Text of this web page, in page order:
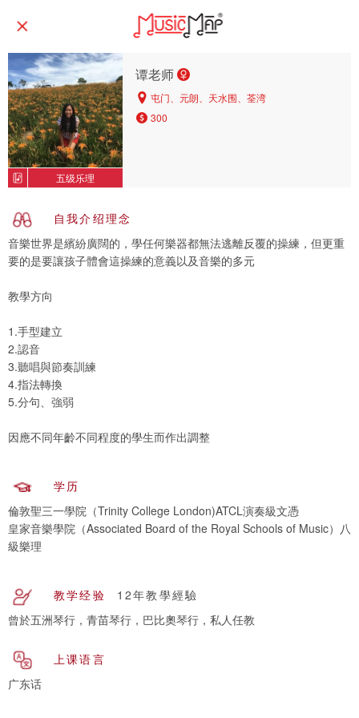
五级乐理
谭老师
屯门、元朗、天水围、荃湾
300
自我介绍理念
音樂世界是繽紛廣闊的，學任何樂器都無法逃離反覆的操練，但更重
要的是要讓孩子體會這操練的意義以及音樂的多元
教學方向
1.手型建立
2.認音
3.聽唱與節奏訓練
4.指法轉換
5.分句、強弱
因應不同年齡不同程度的學生而作出調整
学历
倫敦聖三一學院（Trinity College London)ATCL演奏級文憑
皇家音樂學院（Associated Board of the Royal Schools of Music）八
級樂理
教学经验
12年教學經驗
曾於五洲琴行，青苗琴行，巴比奧琴行，私人任教
上课语言
广东话